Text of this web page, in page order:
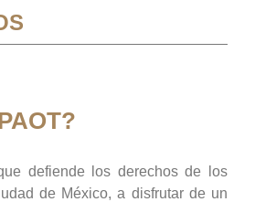
defiende los derechos de los
de México, a disfrutar de un